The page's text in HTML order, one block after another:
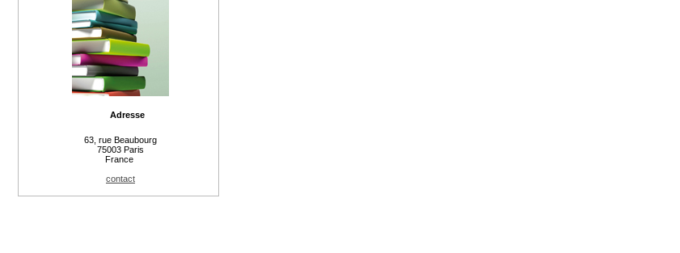
Adresse
63, rue Beaubourg
75003 Paris
France
contact